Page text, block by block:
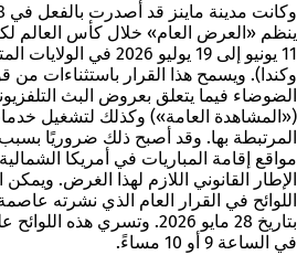
11 يونيو إلى 19 يوليو
وكندا). ويسمح هذا القرار باستثناءات من
الضوضاء فيما يتعلق بعروض البث
(«المشاهدة العامة») وكذلك لتشغيل
المرتبطة بها. وقد أصبح ذلك ضروريًا
مواقع إقامة المباريات في أمريكا
الإطار القانوني اللازم لهذا الغرض.
بتاريخ 28 مايو 2026. وتسري
في الساعة 9 أو 10 مساءً.